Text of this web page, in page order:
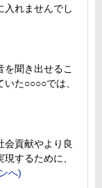
入れませんでし
を聞き出せるこ
た○○○○では、
会貢献やより良
するために、